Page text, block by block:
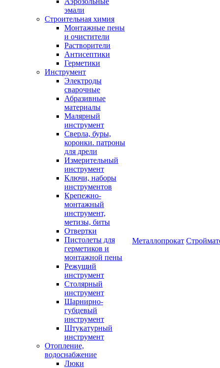
эмали
Строительная химия
Монтажные пены
и очистители
Растворители
Антисептики
Герметики
Инструмент
Электроды
сварочные
Абразивные
материалы
Малярный
инструмент
Сверла, буры,
коронки. патроны
для дрели
Измерительный
инструмент
Ключи, наборы
инструментов
Крепежно-
монтажный
инструмент,
метизы, биты
Отвертки
Пистолеты для
герметиков и
монтажной пены
Режущий
инструмент
Столярный
инструмент
Шарнирно-
губцевый
инструмент
Штукатурный
инструмент
Отопление,
водоснабжение
Люки
Металлопрокат